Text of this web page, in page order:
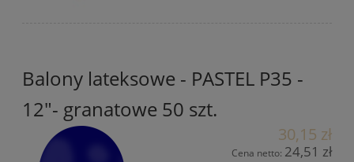
Balony lateksowe - PASTEL P35 -
12"- granatowe 50 szt.
30,15 zł
Cena netto: 24,51 zł